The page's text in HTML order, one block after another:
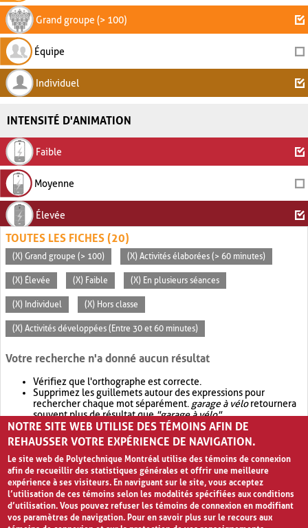
Grand groupe (> 100)
Équipe
Individuel
INTENSITÉ D'ANIMATION
Faible
Moyenne
Élevée
TOUTES LES FICHES (20)
(X) Grand groupe (> 100) (X) Activités élaborées (> 60 minutes)
(X) Élevée (X) Faible (X) En plusieurs séances
(X) Individuel (X) Hors classe
(X) Activités développées (Entre 30 et 60 minutes)
Votre recherche n'a donné aucun résultat
Vérifiez que l'orthographe est correcte.
Supprimez les guillemets autour des expressions pour
rechercher chaque mot séparément. garage à véloretournera
souvent plus de résultat que"garage à vélo".
Envisagez d'élargir votre recherche avec OR.garage OR vélo
retournera souvent plus de résultat quegarage à vélo
NOTRE SITE WEB UTILISE DES TÉMOINS AFIN DE
REHAUSSER VOTRE EXPÉRIENCE DE NAVIGATION.
Le site web de Polytechnique Montréal utilise des témoins de connexion
afin de recueillir des statistiques générales et offrir une meilleure
expérience à ses visiteurs. En naviguant sur le site, vous acceptez
l’utilisation de ces témoins selon les modalités spécifiées aux conditions
d’utilisation. Vous pouvez refuser les témoins de connexion en modifiant
vos paramètres de navigation. Pour en savoir plus sur le recours aux